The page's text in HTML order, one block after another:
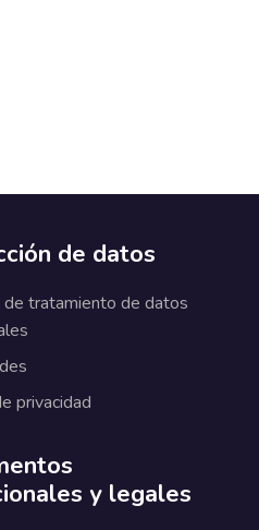
de datos
de tratamiento de datos
privacidad
y legales